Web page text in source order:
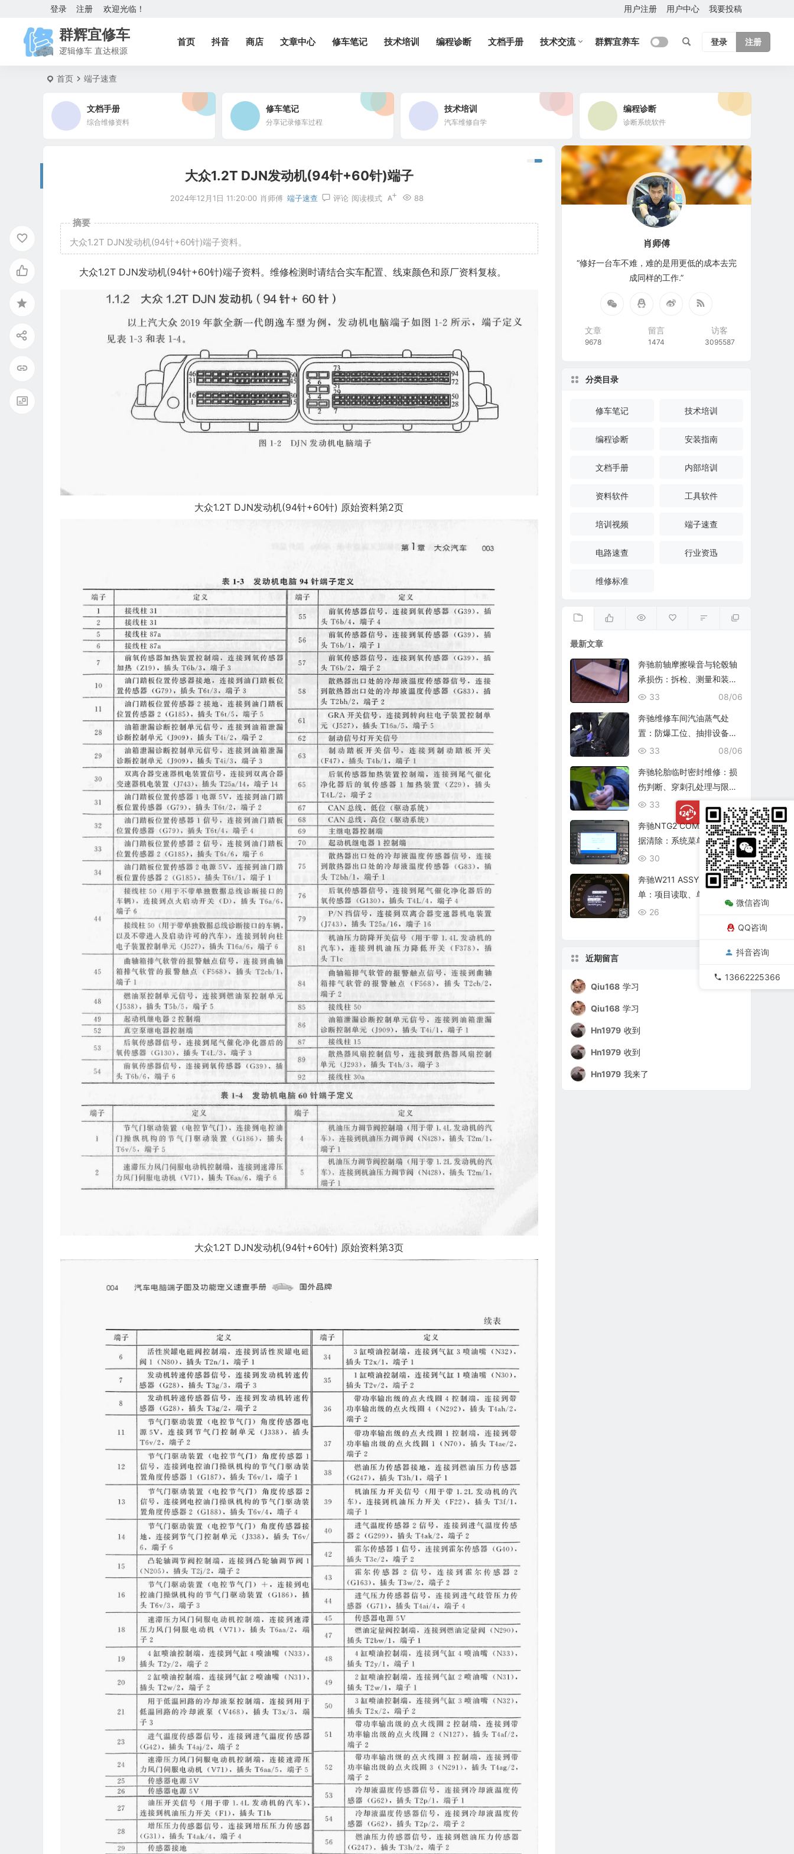
欢迎光临！
登录 注册 用户注册 用户中心 我要投稿
群辉宜修车
逻辑修车 直达根源
首页 抖音 商店 文章中心 修车笔记 技术培训 编程诊断 文档手册 技术交流 群辉宜养车 登录 注册
首页 端子速查
文档手册
综合维修资料
修车笔记
分享记录修车过程
技术培训
汽车维修自学
编程诊断
诊断系统软件
大众1.2T DJN发动机(94针+60针)端子
2024年12月1日 11:20:00 肖师傅 端子速查 评论 88
阅读模式
摘要
大众1.2T DJN发动机(94针+60针)端子资料。
大众1.2T DJN发动机(94针+60针)端子资料。维修检测时请结合实车配置、线束颜色和原厂资料复核。
大众1.2T DJN发动机(94针+60针) 原始资料第2页
大众1.2T DJN发动机(94针+60针) 原始资料第3页
肖师傅
“修好一台车不难，难的是用更低的成本去完
成同样的工作.”
文章
9678
留言
1474
访客
3095587
分类目录
修车笔记 技术培训
编程诊断 安装指南
文档手册 内部培训
资料软件 工具软件
培训视频 端子速查
电路速查 行业资迅
维修标准
最新文章
奔驰前轴摩擦噪音与轮毂轴
承损伤：拆检、测量和装复
复查
08/06
33
奔驰维修车间汽油蒸气处
置：防爆工位、抽排设备与
燃油收集
08/06
33
奔驰轮胎临时密封维修：损
伤判断、穿刺孔处理与限速
复查
08/06
33
奔驰NTG2 COMAND个人数
据清除：系统菜单、恢复出
厂与结果确认
08/06
30
奔驰W211 ASSYST保养菜
单：项目读取、单项确认与
复位核查
26
近期留言
Qiu168 学习
Qiu168 学习
Hn1979 收到
Hn1979 收到
Hn1979 我来了
微信咨询
QQ咨询
抖音咨询
13662225366